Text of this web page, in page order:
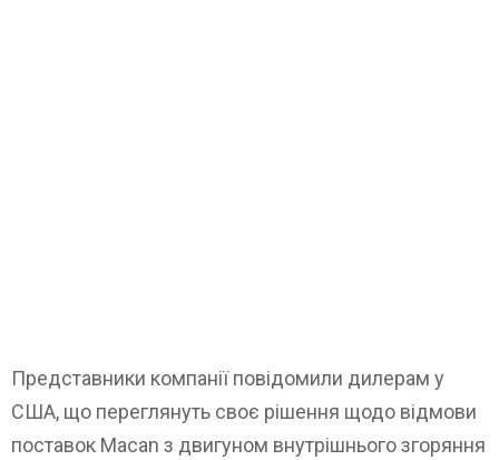
Представники компанії повідомили дилерам у
США, що переглянуть своє рішення щодо відмови
поставок Macan з двигуном внутрішнього згоряння